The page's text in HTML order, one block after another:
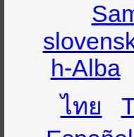
h-Alba
ไทย